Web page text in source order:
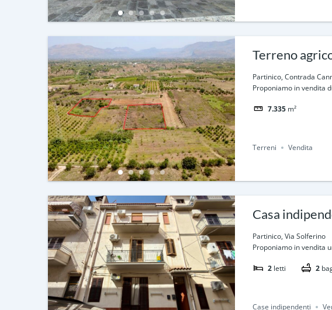
Terreno
Partinico, Contrada
Proponiamo in vendita
7.335 m²
Terreni Vendita
Casa
Partinico, Via Solferino
Proponiamo in vendita
2 letti 2
Case indipendenti